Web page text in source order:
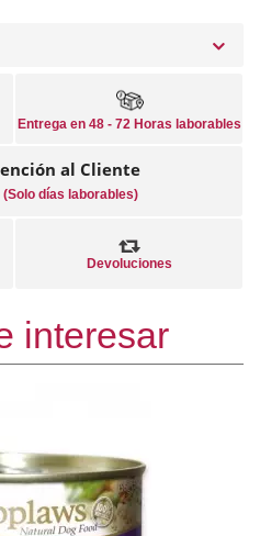
Entrega en 48 - 72 Horas laborables
al Cliente
(Solo días laborables)
Devoluciones
interesar